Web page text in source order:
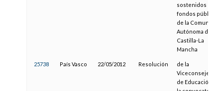
sostenidos con
fondos públicos
de la Comunidad
Autónoma de
Castilla-La
Mancha
25738 País Vasco 22/05/2012 Resolución
de la
Viceconsejera
de Educación, de